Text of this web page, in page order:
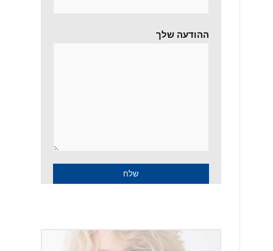
ההודעה שלך